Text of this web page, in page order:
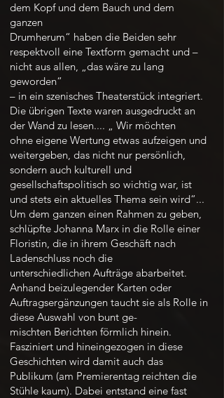
dem Kopf und dem Bauch und dem
ganzen
Drumherum“ haben die Beiden sehr
respektvoll eine Textform gemacht und –
nicht aus allen, „das wäre zu lang
geworden“
– in ein szenisches Theaterstück integriert.
Die übrigen Texte waren ausgedruckt an
der Wand zu lesen.... „ Wir möchten
ohne eigene Wertung etwas aufzeigen und
weitergeben, das nicht nur persönlich,
sondern auch kulturell und
gesellschaftspolitisch so wichtig war, ist
und stets ein aktuelles Thema sein wird“...
Um dem ganzen einen Rahmen zu geben,
schlüpfte Johanna Marx in die Rolle einer
Floristin, die in ihrem Geschäft nach
Ladenschluss noch die
unterschiedlichen Aufträge abarbeitet.
Anhand beizulegender Karten oder
Auftragsergänzungen taucht sie als Rolle in
diese Auswahl von bunt ge-
mischten Berichten förmlich hinein.
Fasziniert und hineingezogen in diese
Geschichten wird damit auch das
Publikum (am Premierentag reichten die
Stühle kaum). Dabei entstand eine fast